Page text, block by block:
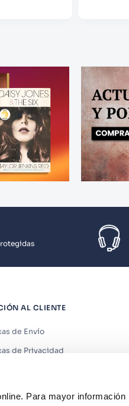
Para mayor información
AL CLIENTE
de Envío
de Privacidad